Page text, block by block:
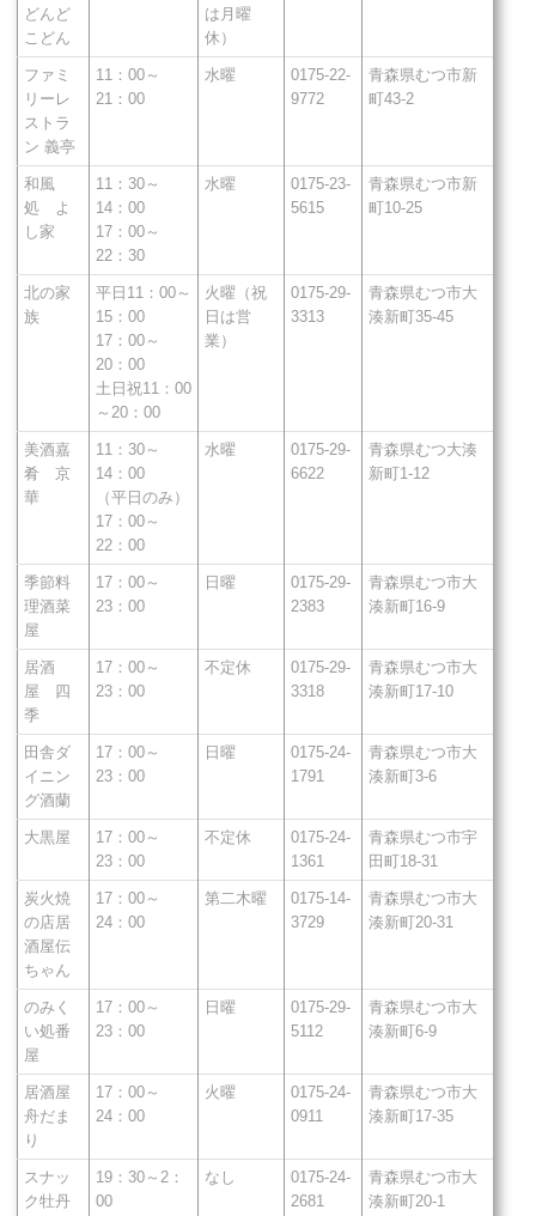
どんど
こどん
は月曜
休）
ファミ
リーレ
ストラ
ン 義亭
11：00～
21：00
水曜
0175-22-
9772
青森県むつ市新
町43-2
和風
処 よ
し家
11：30～
14：00
17：00～
22：30
水曜
0175-23-
5615
青森県むつ市新
町10-25
北の家
族
平日11：00～
15：00
17：00～
20：00
土日祝11：00
～20：00
火曜（祝
日は営
業）
0175-29-
3313
青森県むつ市大
湊新町35-45
美酒嘉
肴 京
華
11：30～
14：00
（平日のみ）
17：00～
22：00
水曜
0175-29-
6622
青森県むつ大湊
新町1-12
季節料
理酒菜
屋
17：00～
23：00
日曜
0175-29-
2383
青森県むつ市大
湊新町16-9
居酒
屋 四
季
17：00～
23：00
不定休
0175-29-
3318
青森県むつ市大
湊新町17-10
田舎ダ
イニン
グ酒蘭
17：00～
23：00
日曜
0175-24-
1791
青森県むつ市大
湊新町3-6
大黒屋
17：00～
23：00
不定休
0175-24-
1361
青森県むつ市宇
田町18-31
炭火焼
の店居
酒屋伝
ちゃん
17：00～
24：00
第二木曜
0175-14-
3729
青森県むつ市大
湊新町20-31
のみく
い処番
屋
17：00～
23：00
日曜
0175-29-
5112
青森県むつ市大
湊新町6-9
居酒屋
舟だま
り
17：00～
24：00
火曜
0175-24-
0911
青森県むつ市大
湊新町17-35
スナッ
ク牡丹
19：30～2：
00
なし
0175-24-
2681
青森県むつ市大
湊新町20-1